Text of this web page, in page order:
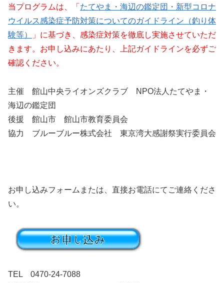
当プログラムは、「 たてやま・海辺の鑑定団・新型コロナ
ウイルス感染症予防対策についてのガイドライン（釣り体
験等）
」に基づき、感染症対策を徹底し実施させていただ
きます。お申し込みにあたり、上記ガイドラインを必ずご
確認ください。
主催 館山中央ライオンズクラブ NPO法人たてやま・
海辺の鑑定団
後援 館山市 館山市教育委員会
協力 ブルーブルー株式会社 東京湾大感謝祭実行委員会
お申し込みフォームまたは、直接お電話にてご連絡くださ
い。
TEL 0470-24-7088